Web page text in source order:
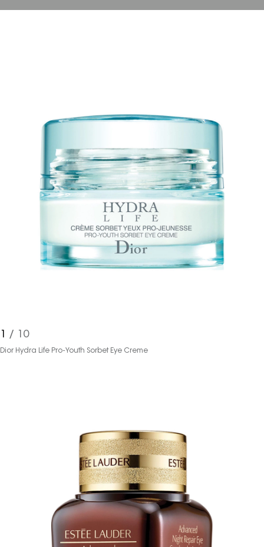
1 / 10
Dior Hydra Life Pro-Youth Sorbet Eye Creme